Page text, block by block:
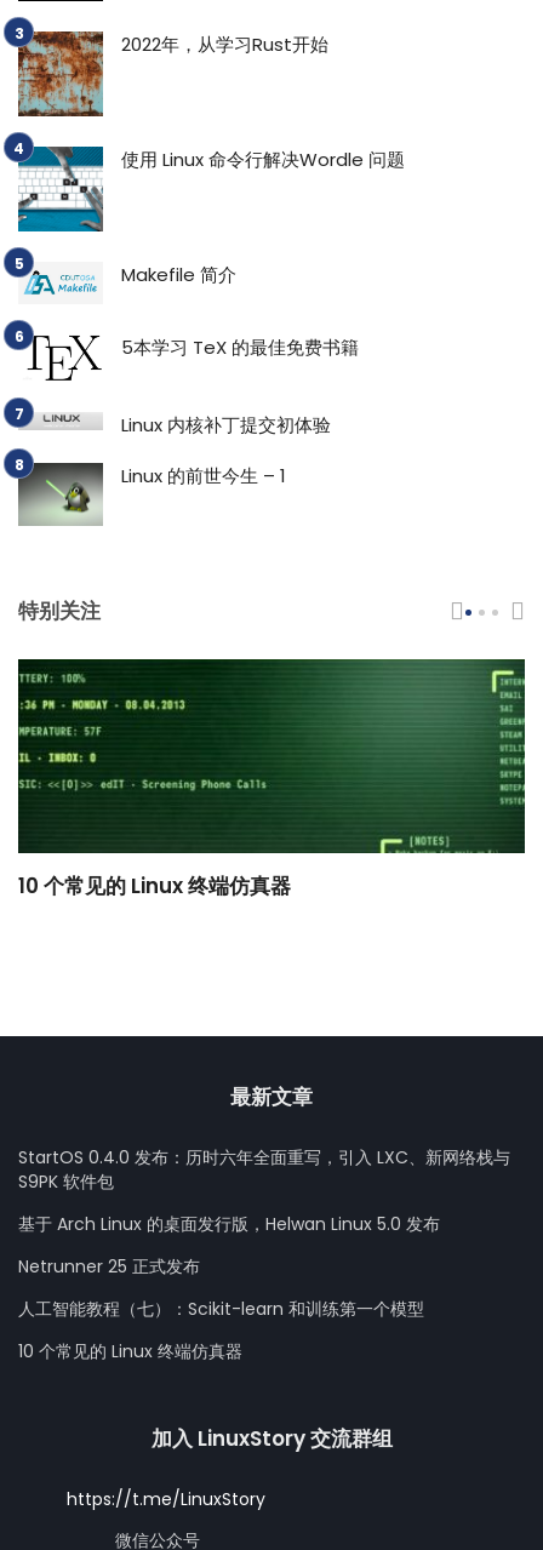
2022年，从学习Rust开始
使用 Linux 命令行解决Wordle 问题
Makefile 简介
5本学习 TeX 的最佳免费书籍
Linux 内核补丁提交初体验
Linux 的前世今生 – 1
特别关注
10 个常见的 Linux 终端仿真器
最新文章
StartOS 0.4.0 发布：历时六年全面重写，引入 LXC、新网络栈与
S9PK 软件包
基于 Arch Linux 的桌面发行版，Helwan Linux 5.0 发布
Netrunner 25 正式发布
人工智能教程（七）：Scikit-learn 和训练第一个模型
10 个常见的 Linux 终端仿真器
加入 LinuxStory 交流群组
https://t.me/LinuxStory
微信公众号